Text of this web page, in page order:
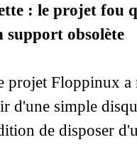
: le projet fou
obsolète
projet Floppinux a
d'une simple
de disposer